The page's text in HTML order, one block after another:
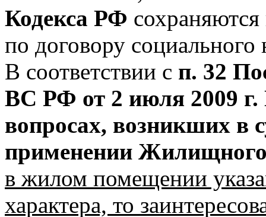
Кодекса РФ сохраняются
по договору
В соответствии с п. 32
ВС РФ от 2 июля 2009
вопросах, возникших в
применении
в жилом помещении
характера, то